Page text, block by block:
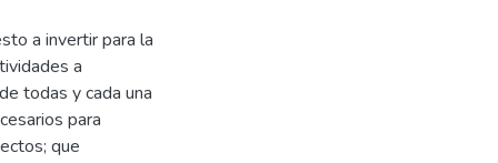
a invertir para la
a
todas y cada una
para
que